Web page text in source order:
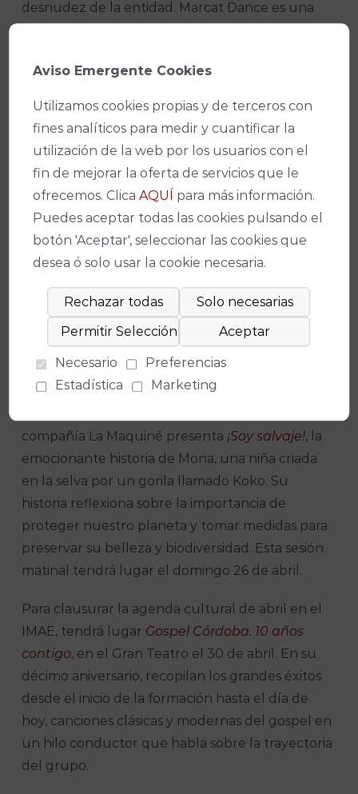
desnudez de la entidad. Marcat Dance es una
Vilches, Jaén, cofundada en 2016 por el
coreógrafo español Mario Bermúdez y la
bailarina estadounidense Catherine Coury.
Programación infantil en el Teatro Góngora
El 19 de abril llegaKacharristán, un concierto
para cacharros y orquesta con dos músicos sobre
el escenario, el dúo Vibra-tó conformado por
Joaquín Sánchez y Miguel Guinea. Los niños y
niñas entre 8 y 12 años podrán disfrutar de este
espectáculo vibrante, lleno de humor y música
épica, que invita a reflexionar sobre el impacto de
nuestros residuos y el poder transformador de la
creatividad.
compañía La Maquiné presenta ¡Soy salvaje!, la
emocionante historia de Mona, una niña criada
en la selva por un gorila llamado Koko. Su
historia reflexiona sobre la importancia de
proteger nuestro planeta y tomar medidas para
preservar su belleza y biodiversidad. Esta sesión
matinal tendrá lugar el domingo 26 de abril.
Para clausurar la agenda cultural de abril en el
IMAE, tendrá lugar Gospel Córdoba. 10 años
contigo, en el Gran Teatro el 30 de abril. En su
décimo aniversario, recopilan los grandes éxitos
desde el inicio de la formación hasta el día de
hoy, canciones clásicas y modernas del gospel en
un hilo conductor que habla sobre la trayectoria
del grupo.
Aviso Emergente Cookies
Utilizamos cookies propias y de terceros con
fines analíticos para medir y cuantificar la
utilización de la web por los usuarios con el
fin de mejorar la oferta de servicios que le
ofrecemos. ClicaAQUÍ
para más información.
Puedes aceptar todas las cookies pulsando el
botón 'Aceptar', seleccionar las cookies que
desea ó solo usar la cookie necesaria.
Necesario
Preferencias
Estadística
Marketing